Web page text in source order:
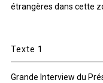
étrangères dans cette
Texte 1
Grande Interview du